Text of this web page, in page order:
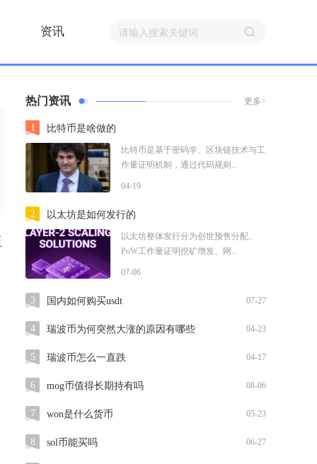
资讯
热门资讯 更多>
1 比特币是啥做的
比特币是基于密码学、区块链技术与工
作量证明机制，通过代码规则...
04-19
2 以太坊是如何发行的
以太坊整体发行分为创世预售分配、
PoW工作量证明挖矿增发、网...
07-06
3 国内如何购买usdt 07-27
4 瑞波币为何突然大涨的原因有哪些 04-23
5 瑞波币怎么一直跌 04-17
6 mog币值得长期持有吗 08-06
7 won是什么货币 05-23
8 sol币能买吗 06-27